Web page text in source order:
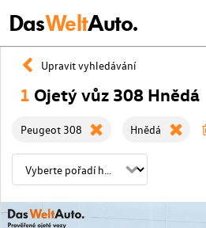
DasWeltAuto.
Upravit vyhledávání
1 Ojetý vůz 308 Hnědá
Peugeot 308 Hnědá